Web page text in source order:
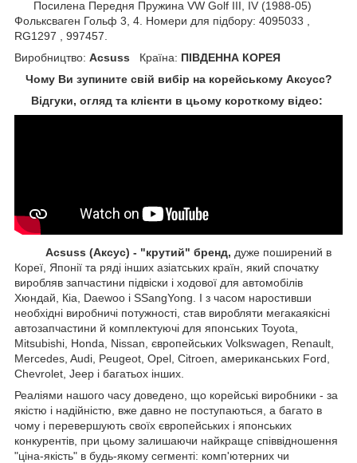
Посилена Передня Пружина VW Golf III, IV (1988-05)
Фольксваген Гольф 3, 4. Номери для підбору: 4095033 ,
RG1297 , 997457.
Виробництво: Acsuss Країна: ПІВДЕННА КОРЕЯ
Чому Ви зупините свій вибір на корейському Аксусс?
Відгуки, огляд та клієнти в цьому короткому відео:
Acsuss (Аксус) - "крутий" бренд, дуже поширений в
Кореї, Японії та ряді інших азіатських країн, який спочатку
виробляв запчастини підвіски і ходової для автомобілів
Хюндай, Кіа, Daewoo і SSangYong. І з часом наростивши
необхідні виробничі потужності, став виробляти мегакаякісні
автозапчастини й комплектуючі для японських Toyota,
Mitsubishi, Honda, Nissan, європейських Volkswagen, Renault,
Mercedes, Audi, Peugeot, Opel, Citroen, американських Ford,
Chevrolet, Jeep і багатьох інших.
Реаліями нашого часу доведено, що корейські виробники - за
якістю і надійністю, вже давно не поступаються, а багато в
чому і перевершують своїх європейських і японських
конкурентів, при цьому залишаючи найкраще співвідношення
"ціна-якість" в будь-якому сегменті: комп'ютерних чи